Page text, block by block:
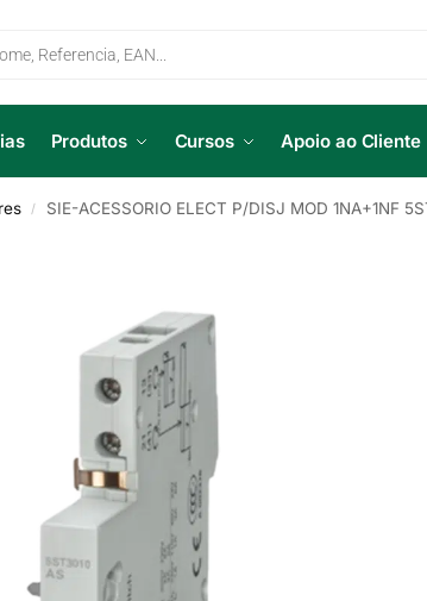
Produtos Cursos Apoio ao Cliente
/ SIE-ACESSORIO ELECT P/DISJ MOD 1NA+1NF